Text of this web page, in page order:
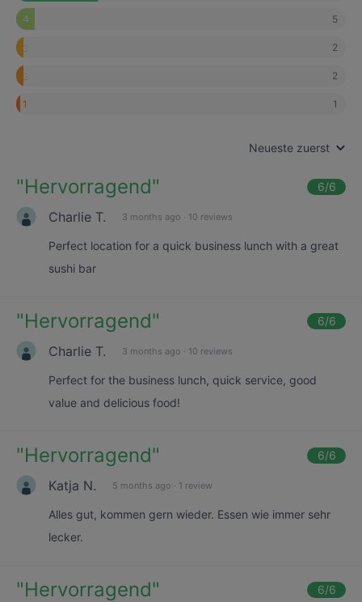
4 5
3 2
2
1 1
Neueste zuerst
"Hervorragend" 6/6
Charlie T. 3 months ago · 10 reviews
Perfect location for a quick business lunch with a great
sushi bar
"Hervorragend" 6/6
Charlie T. 3 months ago · 10 reviews
Perfect for the business lunch, quick service, good
value and delicious food!
"Hervorragend" 6/6
Katja N. 5 months ago · 1 review
Alles gut, kommen gern wieder. Essen wie immer sehr
lecker.
"Hervorragend" 6/6